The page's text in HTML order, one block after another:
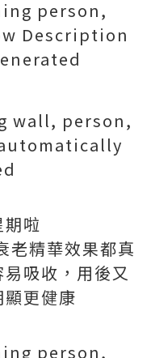
啦
老精華效果都真
吸收，用後又
更健康